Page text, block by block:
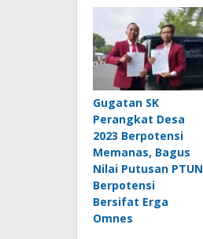
Gugatan SK
Perangkat Desa
2023 Berpotensi
Memanas, Bagus
Nilai Putusan PTUN
Berpotensi
Bersifat Erga
Omnes